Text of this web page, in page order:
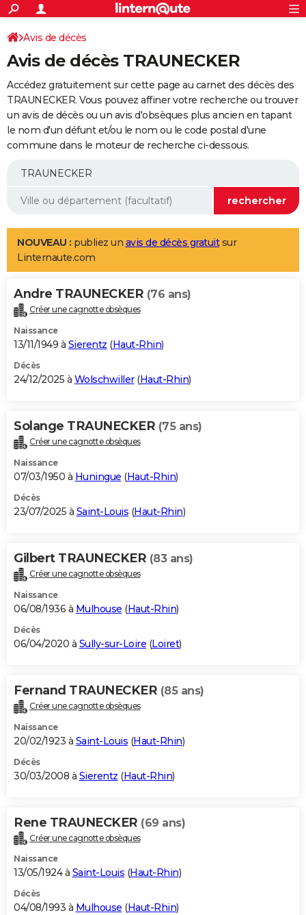
ACTUALITÉS
Politique
Société
Faits Divers
Education
Monde
Villes
+
SPORT
Coupe du monde 2026
Football
Tennis
Cyclisme
Rugby
Forum
Programme TV
TNT
Streaming
Cinéma
Sorties cinéma
Musique
+
FINANCE
Impôts
Immobilier
Risques naturels par ville
Banque
Assurance
Crédit
AUTO
Essais
Réserver un essai
Citadines
Berlines
SUV
Forum auto
+
Mobiles
Meilleur smartphone
Internet
Ordinateurs
Jeux vidéo
Guide high-tech
Aménagement intérieur
LIFESTYLE
Art de vivre
Bien-être
Loisirs
Mode
Modes de vie
Alimentation
Guide de la santé
Maladies
Médicaments
Sommeil
VOYAGE
Destinations
City break
Voyage nature
Voyage de noces
Forum
Climat
+PHOTO
GUIDES D'ACHAT
BONS PLANS
Carte de Noël
Carte Bonne année
Carte Saint-Valentin
Carte Pâques
Carte d'anniversaire
DICTIONNAIRE
Dictionnaire
Biographies
Citations
Expressions
Proverbes
PROGRAMME TV
S'inscrire
Se connecter
Lycées
Collèges
Primaires
Universités
Entreprises
Service militaire
Avis de recherche
AVIS DE DÉCÈS
Bricolage
Lifestyle
Culture
Sport
Auto
Television
Voyage
Cinema
Avis de décès
Avis de décès TRAUNECKER
Accédez gratuitement sur cette page au carnet des décès des
TRAUNECKER. Vous pouvez affiner votre recherche ou trouver
un avis de décès ou un avis d'obsèques plus ancien en tapant
le nom d'un défunt et/ou le nom ou le code postal d'une
commune dans le moteur de recherche ci-dessous.
NOUVEAU : publiez un avis de décès gratuitsur
Linternaute.com
Andre TRAUNECKER (76 ans)
Créer une cagnotte obsèques
Naissance
13/11/1949 à Sierentz (Haut-Rhin)
Décès
24/12/2025 à Wolschwiller(Haut-Rhin)
Solange TRAUNECKER (75 ans)
Créer une cagnotte obsèques
Naissance
07/03/1950 à Huningue (Haut-Rhin)
Décès
23/07/2025 à Saint-Louis (Haut-Rhin)
Gilbert TRAUNECKER (83 ans)
Créer une cagnotte obsèques
Naissance
06/08/1936 à Mulhouse (Haut-Rhin)
Décès
06/04/2020 à Sully-sur-Loire (Loiret)
Fernand TRAUNECKER (85 ans)
Créer une cagnotte obsèques
Naissance
20/02/1923 à Saint-Louis (Haut-Rhin)
Décès
30/03/2008 à Sierentz (Haut-Rhin)
Rene TRAUNECKER (69 ans)
Créer une cagnotte obsèques
Naissance
13/05/1924 à Saint-Louis (Haut-Rhin)
Décès
04/08/1993 à Mulhouse (Haut-Rhin)